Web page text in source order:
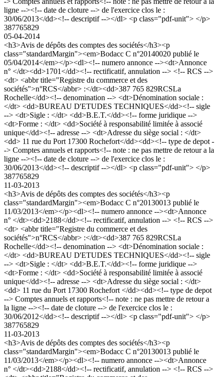
ligne --><!-- date de cloture --> de l'exercice clos le :
30/06/2013</dd><!-- descriptif --></dl> <p class="pdf-unit"> </p>
387765829
05-04-2014
<h3>Avis de dépôts des comptes des sociétés</h3><p
class="standardMargin"><em>Bodacc C n°20140020 publié le
05/04/2014</em></p><dl><!-- numero annonce --><dt>Annonce
n° </dt><dd>1701</dd><!-- rectificatif, annulation --> <!-- RCS -->
<dt> <abbr title="Registre du commerce et des
sociétés">n°RCS</abbr> :</dt><dd>387 765 829RCSLa
Rochelle</dd><!-- denomination --> <dt>Dénomination sociale :
</dt> <dd>BUREAU D'ETUDES TECHNIQUES</dd><!-- sigle
--> <dt>Sigle : </dt> <dd>B.E.T.</dd><!-- forme juridique -->
<dt>Forme : </dt> <dd>Société à responsabilité limitée à associé
unique</dd><!-- adresse --> <dt>Adresse du siège social : </dt>
<dd> 11 rue du Port 17300 Rochefort</dd><dd><!-- type de depot -
-> Comptes annuels et rapports<!-- note : ne pas mettre de retour a la
ligne --><!-- date de cloture --> de l'exercice clos le :
30/06/2013</dd><!-- descriptif --></dl> <p class="pdf-unit"> </p>
387765829
11-03-2013
<h3>Avis de dépôts des comptes des sociétés</h3><p
class="standardMargin"><em>Bodacc C n°20130013 publié le
11/03/2013</em></p><dl><!-- numero annonce --><dt>Annonce
n° </dt><dd>2188</dd><!-- rectificatif, annulation --> <!-- RCS -->
<dt> <abbr title="Registre du commerce et des
sociétés">n°RCS</abbr> :</dt><dd>387 765 829RCSLa
Rochelle</dd><!-- denomination --> <dt>Dénomination sociale :
</dt> <dd>BUREAU D'ETUDES TECHNIQUES</dd><!-- sigle
--> <dt>Sigle : </dt> <dd>B.E.T.</dd><!-- forme juridique -->
<dt>Forme : </dt> <dd>Société à responsabilité limitée à associé
unique</dd><!-- adresse --> <dt>Adresse du siège social : </dt>
<dd> 11 rue du Port 17300 Rochefort </dd><dd><!-- type de depot
--> Comptes annuels et rapports<!-- note : ne pas mettre de retour a
la ligne --><!-- date de cloture --> de l'exercice clos le :
30/06/2012</dd><!-- descriptif --></dl> <p class="pdf-unit"> </p>
387765829
11-03-2013
<h3>Avis de dépôts des comptes des sociétés</h3><p
class="standardMargin"><em>Bodacc C n°20130013 publié le
11/03/2013</em></p><dl><!-- numero annonce --><dt>Annonce
n° </dt><dd>2188</dd><!-- rectificatif, annulation --> <!-- RCS -->